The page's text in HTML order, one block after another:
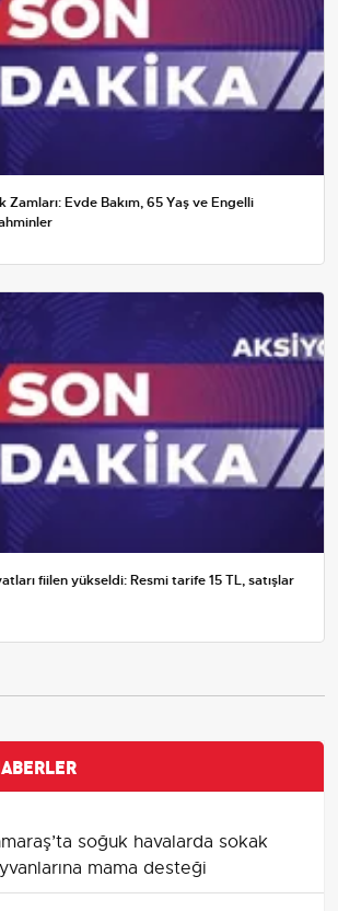
Evde Bakım, 65 Yaş ve Engelli
fiilen yükseldi: Resmi tarife 15 TL, satışlar
soğuk havalarda sokak
mama desteği